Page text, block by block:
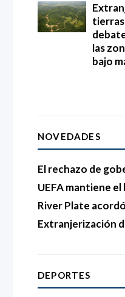
las
bajo
NOVEDADES
El rechazo de
UEFA mantiene
River Plate
Extranjerización
DEPORTES